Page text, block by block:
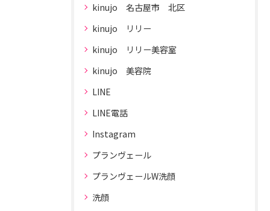
kinujo 名古屋市 北区
kinujo リリー
kinujo リリー美容室
kinujo 美容院
LINE
LINE電話
Instagram
プランヴェール
プランヴェールW洗顔
洗顔